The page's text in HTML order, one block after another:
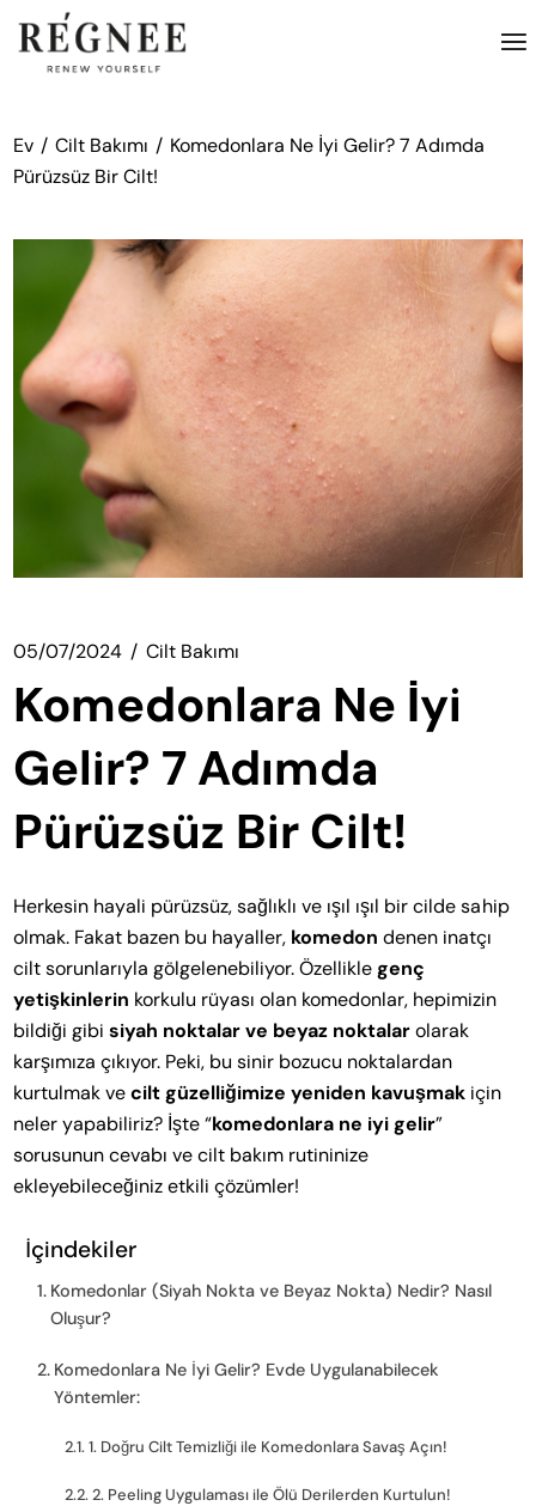
atla
Ev Cilt Bakımı
Komedonlara Ne İyi Gelir? 7 Adımda
Pürüzsüz Bir Cilt!
05/07/2024 Cilt Bakımı
Komedonlara Ne İyi
Gelir? 7 Adımda
Pürüzsüz Bir Cilt!
Herkesin hayali pürüzsüz, sağlıklı ve ışıl ışıl bir cilde sahip
olmak. Fakat bazen bu hayaller, komedon denen inatçı
cilt sorunlarıyla gölgelenebiliyor. Özelliklegenç
yetişkinlerin korkulu rüyası olan komedonlar, hepimizin
bildiği gibisiyah noktalar ve beyaz noktalarolarak
karşımıza çıkıyor. Peki, bu sinir bozucu noktalardan
kurtulmak vecilt güzelliğimize yeniden kavuşmak için
neler yapabiliriz? İşte “komedonlara ne iyi gelir”
sorusunun cevabı ve cilt bakım rutininize
ekleyebileceğiniz etkili çözümler!
İçindekiler
Komedonlar (Siyah Nokta ve Beyaz Nokta) Nedir? Nasıl
Oluşur?
Komedonlara Ne İyi Gelir? Evde Uygulanabilecek
Yöntemler:
1. Doğru Cilt Temizliği ile Komedonlara Savaş Açın!
2. Peeling Uygulaması ile Ölü Derilerden Kurtulun!